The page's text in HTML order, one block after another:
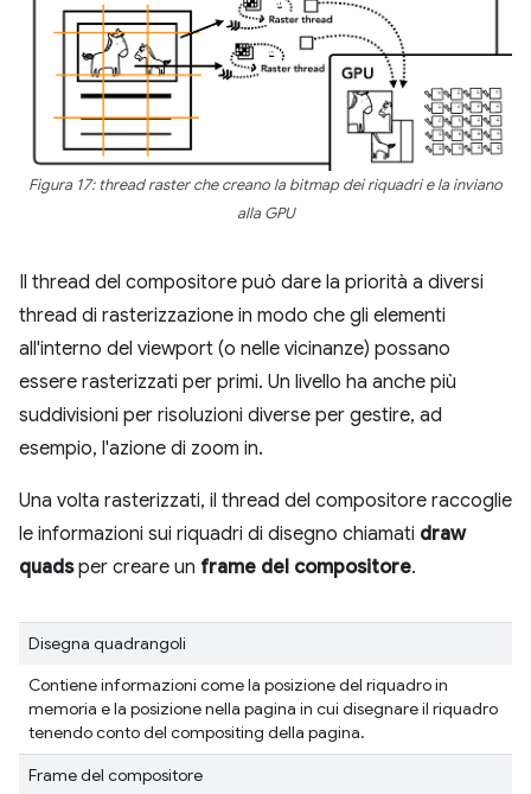
Figura 17: thread raster che creano la bitmap dei riquadri e la inviano
alla GPU
Il thread del compositore può dare la priorità a diversi
thread di rasterizzazione in modo che gli elementi
all'interno del viewport (o nelle vicinanze) possano
essere rasterizzati per primi. Un livello ha anche più
suddivisioni per risoluzioni diverse per gestire, ad
esempio, l'azione di zoom in.
Una volta rasterizzati, il thread del compositore raccoglie
le informazioni sui riquadri di disegno chiamati draw
quadsper creare un frame del compositore.
Disegna quadrangoli
Contiene informazioni come la posizione del riquadro in
memoria e la posizione nella pagina in cui disegnare il riquadro
tenendo conto del compositing della pagina.
Frame del compositore